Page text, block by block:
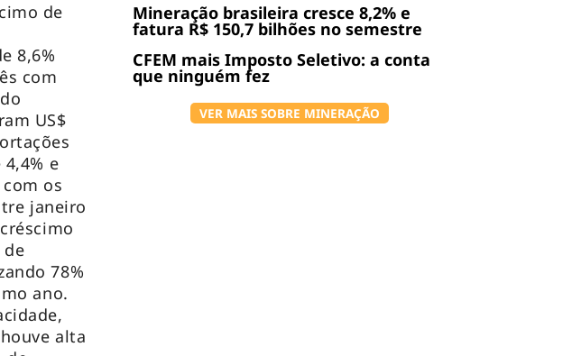
Mineração brasileira cresce 8,2% e
fatura R$ 150,7 bilhões no semestre
CFEM mais Imposto Seletivo: a conta
que ninguém fez
VER MAIS SOBRE MINERAÇÃO
de
8,6%
com
US$
e
os
janeiro
de
78%
ano.
alta